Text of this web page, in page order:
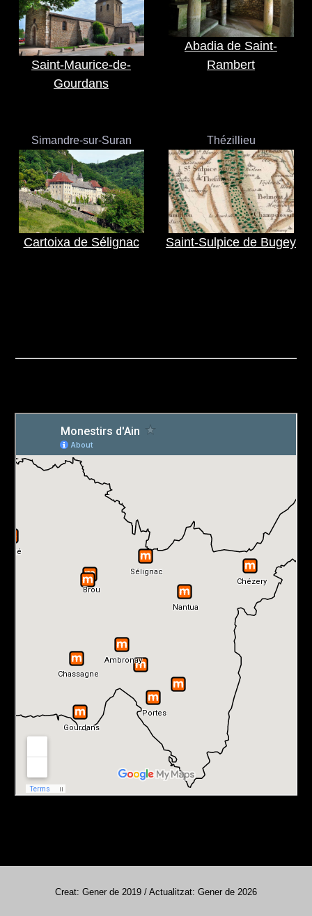
Saint-Maurice-de-
Gourdans
Abadia de Saint-
Rambert
Simandre-sur-Suran
Cartoixa de Sélignac
Thézillieu
Saint-Sulpice de Bugey
Creat: Gener de 2019 / Actualitzat: Gener de 2026